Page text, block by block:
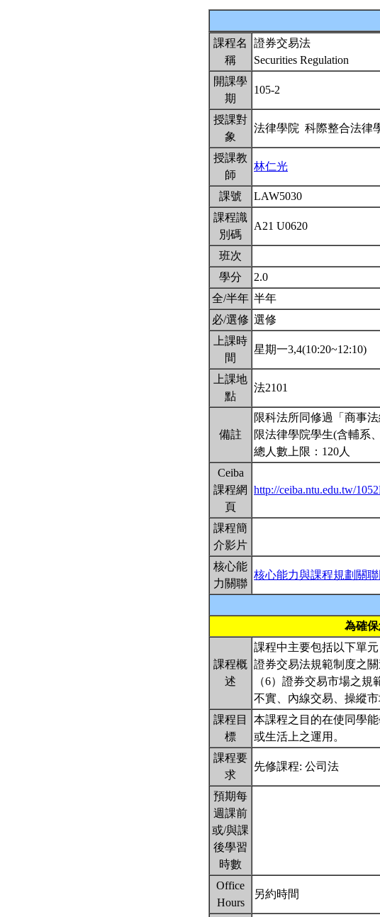
課程名
稱
證券交易法
Securities Regulation
開課學
期
105-2
授課對
象
法律學院 科際整合法律
授課教
師
林仁光
課號
LAW5030
課程識
別碼
A21 U0620
班次
學分
2.0
全/半年 半年
必/選修 選修
上課時
間
星期一3,4(10:20~12:10)
上課地
點
法2101
備註
限科法所同修過「商事
限法律學院學生(含輔系
總人數上限：120人
Ceiba
課程網
頁
http://ceiba.ntu.edu.tw/
課程簡
介影片
核心能
力關聯
核心能力與課程規劃關聯
為確
課程概
述
課程中主要包括以下單
證券交易法規範制度之
（6）證券交易市場之
不實、內線交易、操縱
課程目
標
本課程之目的在使同學
或生活上之運用。
課程要
求
先修課程: 公司法
預期每
週課前
或/與課
後學習
時數
Office
Hours
另約時間